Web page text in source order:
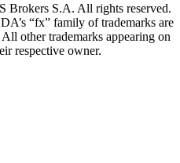
S.A. All rights reserved.
“fx” family of trademarks are
other trademarks appearing on
respective owner.